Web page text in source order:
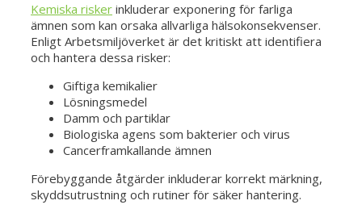
Kemiska risker inkluderar exponering för farliga
ämnen som kan orsaka allvarliga hälsokonsekvenser.
Enligt Arbetsmiljöverket är det kritiskt att identifiera
och hantera dessa risker:
Giftiga kemikalier
Lösningsmedel
Damm och partiklar
Biologiska agens som bakterier och virus
Cancerframkallande ämnen
Förebyggande åtgärder inkluderar korrekt märkning,
skyddsutrustning och rutiner för säker hantering.